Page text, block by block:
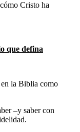
Cristo ha
que defina
en la Biblia como
–y saber con